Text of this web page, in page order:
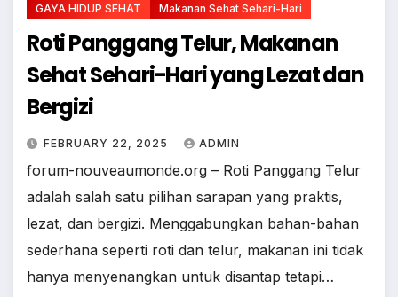
GAYA HIDUP SEHAT Makanan Sehat Sehari-Hari
Roti Panggang Telur, Makanan
Sehat Sehari-Hari yang Lezat dan
Bergizi
FEBRUARY 22, 2025 ADMIN
forum-nouveaumonde.org – Roti Panggang Telur
adalah salah satu pilihan sarapan yang praktis,
lezat, dan bergizi. Menggabungkan bahan-bahan
sederhana seperti roti dan telur, makanan ini tidak
hanya menyenangkan untuk disantap tetapi…